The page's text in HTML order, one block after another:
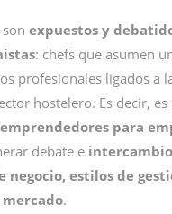
expuestos y
: chefs que asumen
profesionales ligados a
hostelero. Es decir, es
para
debate e
negocio, estilos de
.